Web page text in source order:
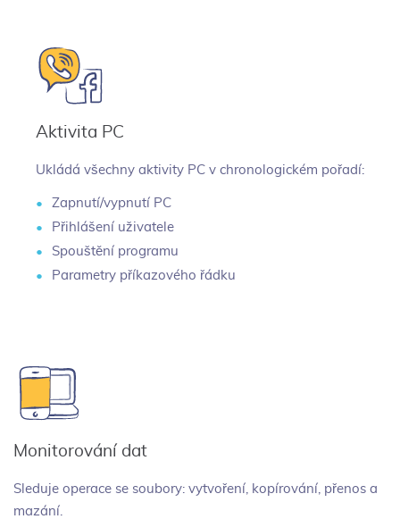
Aktivita PC
Ukládá všechny aktivity PC v chronologickém pořadí:
Zapnutí/vypnutí PC
Přihlášení uživatele
Spouštění programu
Parametry příkazového řádku
Monitorování dat
Sleduje operace se soubory: vytvoření, kopírování, přenos a
mazání.